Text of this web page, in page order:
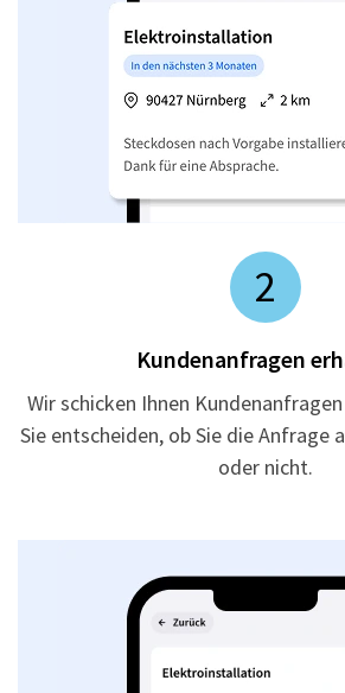
2
Kundenanfragen
Wir schicken Ihnen
Sie entscheiden, ob Sie die Anfrage
oder nicht.